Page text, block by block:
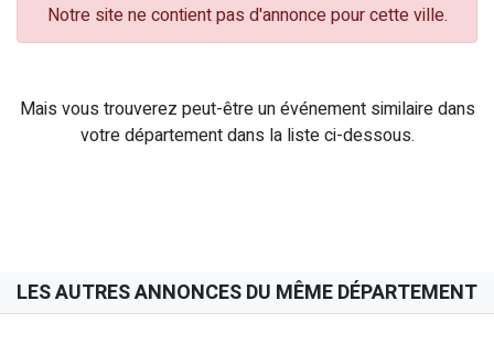
Notre site ne contient pas d'annonce pour cette ville.
Mais vous trouverez peut-être un événement similaire dans
votre département dans la liste ci-dessous.
LES AUTRES ANNONCES DU MÊME DÉPARTEMENT